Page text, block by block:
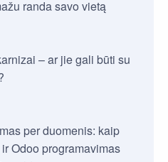
randa savo vietą
– ar jie gali būti su
per duomenis: kaip
Odoo programavimas